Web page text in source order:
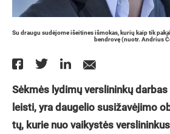
Su draugu sudėjome išeitines išmokas, kurių kaip tik
bendrovę (nuotr. Andrius
Sėkmės lydimų verslininkų
leisti, yra daugelio susižavėjimo
tų, kurie nuo vaikystės